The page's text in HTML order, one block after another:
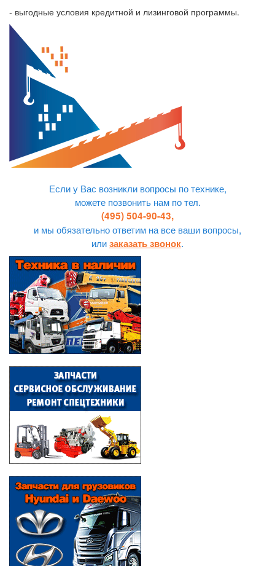
- выгодные условия кредитной и лизинговой программы.
Если у Вас возникли вопросы по технике,
можете позвонить нам по тел.
(495) 504-90-43,
и мы обязательно ответим на все ваши вопросы,
илизаказать звонок.